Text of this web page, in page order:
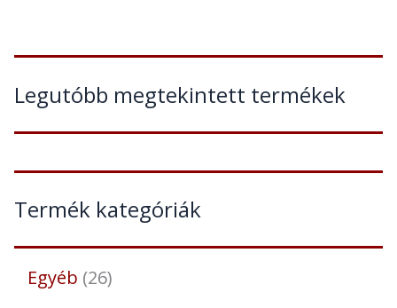
Legutóbb megtekintett termékek
Termék kategóriák
Egyéb 26